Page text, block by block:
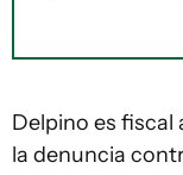
Delpino es fiscal
la denuncia